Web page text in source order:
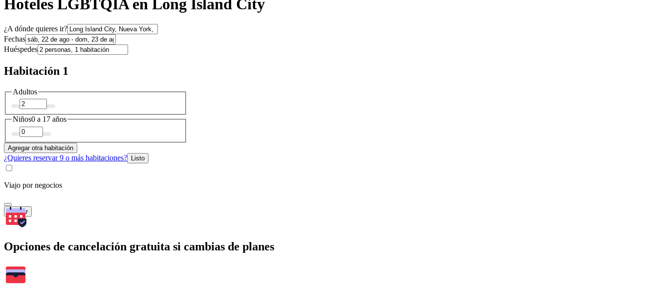
Hoteles LGBTQIA en Long Island City
¿A dónde quieres ir?
Fechas
Huéspedes
Habitación 1
Adultos
Niños0 a 17 años
Agregar otra habitación
¿Quieres reservar 9 o más habitaciones? Listo
Viajo por negocios
Buscar
Opciones de cancelación gratuita si cambias de planes